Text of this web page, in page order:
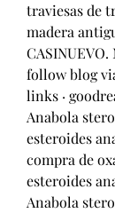
traviesas de
madera
follow blog
links ·
Anabola
esteroides
compra de
esteroides
Anabola